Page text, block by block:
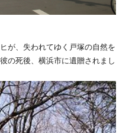
が、失われてゆく戸塚の自然を
の死後、横浜市に遺贈されまし